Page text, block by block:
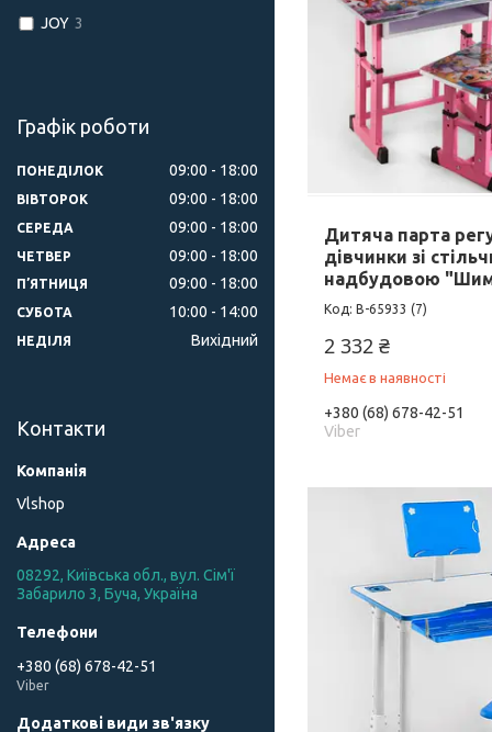
Дитяча парта
дівчинки зі
надбудовою
B-65933 (7)
2 332 ₴
Немає в наявності
+380 (68) 678-42-51
Viber
JOY 3
Графік роботи
ПОНЕДІЛОК 09:00 18:00
ВІВТОРОК 09:00 18:00
СЕРЕДА 09:00 18:00
ЧЕТВЕР 09:00 18:00
ПʼЯТНИЦЯ 09:00 18:00
СУБОТА 10:00 14:00
НЕДІЛЯ Вихідний
Контакти
Vlshop
08292, Київська обл., вул. Сім'ї
Забарило 3, Буча, Україна
+380 (68) 678-42-51
Viber